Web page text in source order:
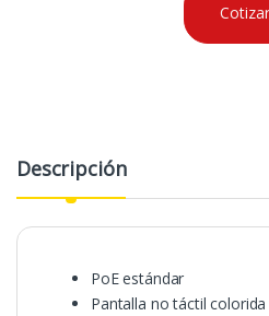
Cotizar
Descripción
PoE estándar
Pantalla no táctil